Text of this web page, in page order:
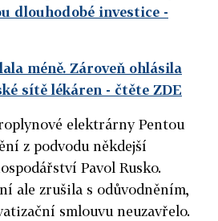
dlouhodobé investice -
méně. Zároveň ohlásila
sítě lékáren - čtěte ZDE
elektrárny Pentou
z podvodu někdejší
Pavol Rusko.
ale zrušila s odůvodněním,
smlouvu neuzavřelo.